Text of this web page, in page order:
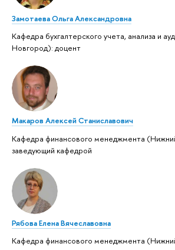
Замотаева Ольга Александровна
Кафедра бухгалтерского учета, анализа и
Новгород): доцент
Макаров Алексей Станиславович
Кафедра финансового менеджмента
заведующий кафедрой
Рябова Елена Вячеславовна
Кафедра финансового менеджмента